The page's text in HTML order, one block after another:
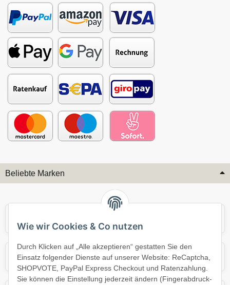
Wie wir Cookies & Co nutzen
Durch Klicken auf „Alle akzeptieren“ gestatten Sie den
Einsatz folgender Dienste auf unserer Website: ReCaptcha,
SHOPVOTE, PayPal Express Checkout und Ratenzahlung.
Sie können die Einstellung jederzeit ändern (Fingerabdruck-
Beliebte Marken
Mercedes Mini